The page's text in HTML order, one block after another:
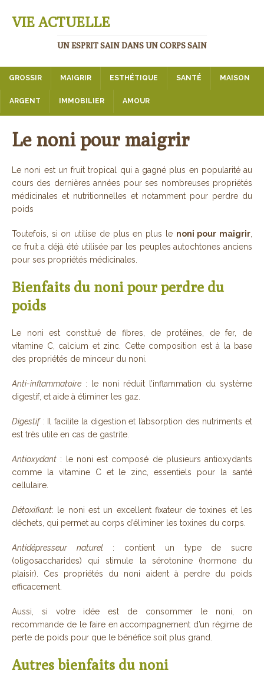
VIE ACTUELLE
UN ESPRIT SAIN DANS UN CORPS SAIN
GROSSIR MAIGRIR ESTHÉTIQUE SANTÉ MAISON
ARGENT IMMOBILIER AMOUR
Le noni pour maigrir
Le noni est un fruit tropical qui a gagné plus en popularité au
cours des dernières années pour ses nombreuses propriétés
médicinales et nutritionnelles et notamment pour perdre du
poids
Toutefois, si on utilise de plus en plus le noni pour maigrir
ce fruit a déjà été utilisée par les peuples autochtones anciens
pour ses propriétés médicinales.
Bienfaits du noni pour perdre du
poids
Le noni est constitué de fibres, de protéines, de fer, de
vitamine C, calcium et zinc. Cette composition est à la base
des propriétés de minceur du noni.
Anti-inflammatoire : le noni réduit l’inflammation du système
digestif, et aide à éliminer les gaz.
Digestif: Il facilite la digestion et l’absorption des nutriments et
est très utile en cas de gastrite.
Antioxydant : le noni est composé de plusieurs antioxydants
comme la vitamine C et le zinc, essentiels pour la santé
cellulaire.
Détoxifiant: le noni est un excellent fixateur de toxines et les
déchets, qui permet au corps d’éliminer les toxines du corps.
Antidépresseur naturel: contient un type de sucre
(oligosaccharides) qui stimule la sérotonine (hormone du
plaisir). Ces propriétés du noni aident à perdre du poids
efficacement.
Aussi, si votre idée est de consommer le noni, on
recommande de le faire en accompagnement d’un régime de
perte de poids pour que le bénéfice soit plus grand.
Autres bienfaits du noni